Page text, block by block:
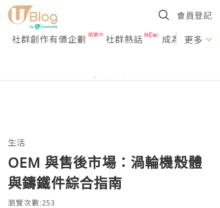
會員登記
社群創作有價企劃 社群熱話 成為U更多
生活
OEM 與售後市場：渦輪機殼體
與鑄鐵件綜合指南
瀏覽次數:253